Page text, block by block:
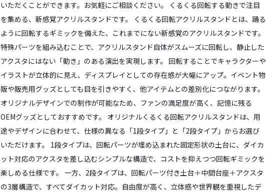
いただくことができます。お気軽にご相談ください。 くるくる回転する動きで注目
を集める、新感覚アクリルスタンドです。 くるくる回転アクリルスタンドとは、踊る
ように回転するギミックを備えた、これまでにない新感覚のアクリルスタンドです。
特殊パーツを組み込むことで、アクリルスタンド自体がスムーズに回転し、静止した
アクスタにはない「動き」のある演出を実現します。 回転することでキャラクターや
イラストが立体的に見え、ディスプレイとしての存在感が大幅にアップ。イベント物
販や販売用グッズとしても目を引きやすく、他アイテムとの差別化につながります。
オリジナルデザインでの制作が可能なため、ファンの満足度が高く、記憶に残る
OEMグッズとしておすすめです。 オリジナルくるくる回転アクリルスタンドは、用
途やデザインに合わせて、仕様の異なる「1段タイプ」と「2段タイプ」からお選び
いただけます。 1段タイプは、回転パーツが埋め込まれた固定形状の土台に、ダイカ
ット対応のアクスタを差し込むシンプルな構造で、コストを抑えつつ回転ギミックを
楽しめる仕様です。 一方、2段タイプは、回転パーツ付き土台＋中間台座＋アクスタ
の3層構造で、すべてダイカット対応。自由度が高く、立体感や世界観を重視したデ